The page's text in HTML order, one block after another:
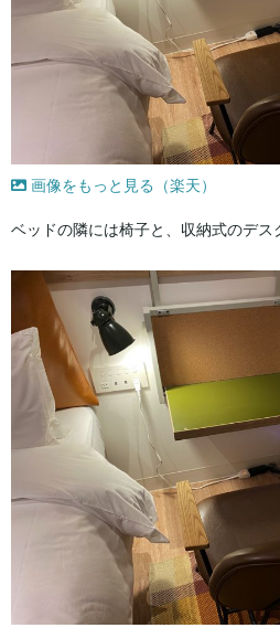
画像をもっと見る（楽天）
ベッドの隣には椅子と、収納式のデス